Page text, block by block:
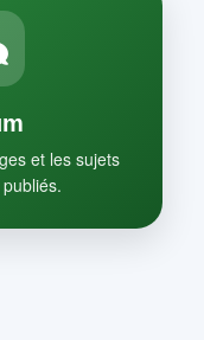
et les sujets